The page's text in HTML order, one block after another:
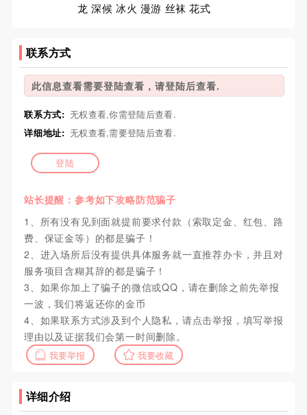
龙 深候 冰火 漫游 丝袜 花式
联系方式
此信息查看需要登陆查看，请登陆后查看.
联系方式: 无权查看,你需登陆后查看.
详细地址: 无权查看,需要登陆后查看.
登陆
站长提醒：参考如下攻略防范骗子
1、所有没有见到面就提前要求付款（索取定金、红包、路
费、保证金等）的都是骗子！
2、进入场所后没有提供具体服务就一直推荐办卡，并且对
服务项目含糊其辞的都是骗子！
3、如果你加上了骗子的微信或QQ，请在删除之前先举报
一波，我们将返还你的金币
4、如果联系方式涉及到个人隐私，请点击举报，填写举报
理由以及证据我们会第一时间删除。
我要举报 我要收藏
详细介绍